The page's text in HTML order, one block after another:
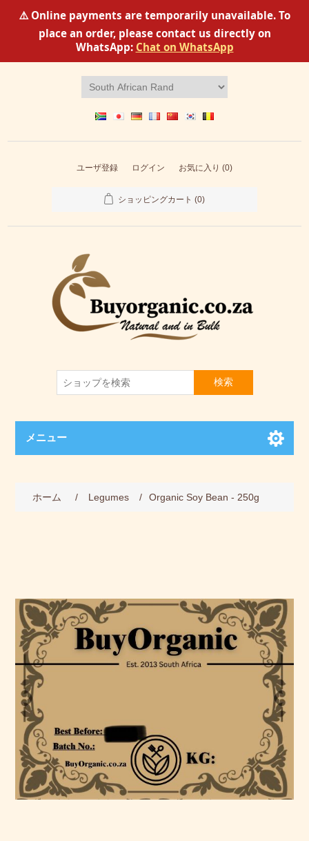
⚠️ Online payments are temporarily unavailable. To
place an order, please contact us directly on
WhatsApp: Chat on WhatsApp
ユーザ登録 ログイン お気に入り (0)
ショッピングカート (0)
検索
メニュー
ホーム / Legumes / Organic Soy Bean - 250g